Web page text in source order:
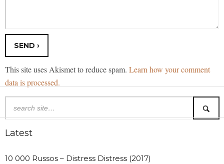
This site uses Akismet to reduce spam. Learn how your comment
data is processed.
Latest
10 000 Russos – Distress Distress (2017)